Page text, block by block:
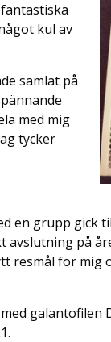
kul av
samlat på
med mig
tycker
en grupp gick
avslutning på
resmål för mig
galantofilen